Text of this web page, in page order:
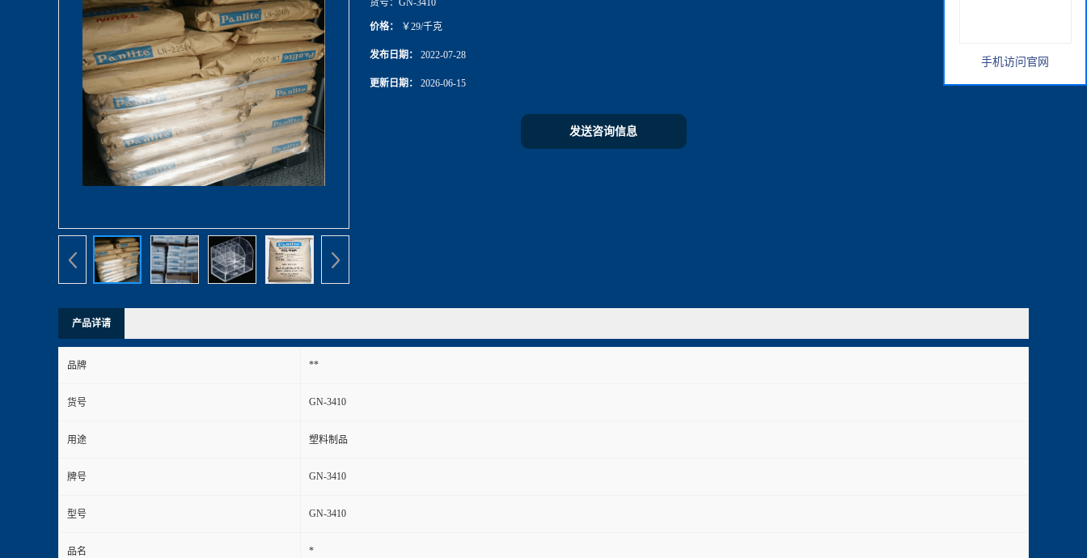
货号： GN-3410
价格： ￥29/千克
发布日期： 2022-07-28
更新日期： 2026-06-15
发送咨询信息
产品详请
品牌 **
货号 GN-3410
用途 塑料制品
牌号 GN-3410
型号 GN-3410
品名 *
手机访问官网